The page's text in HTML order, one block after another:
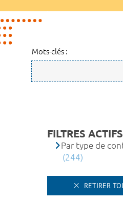
Mots-clés :
FILTRES ACTIFS
Par type de
(244)
RETIRER